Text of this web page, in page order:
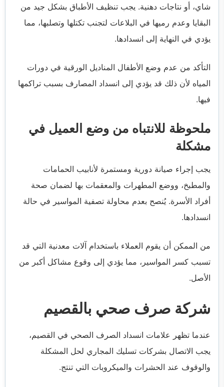
شاي، أو نتاجات دهنية. يجب تنظيف الأطباق بشكل جيد من
البقايا وعدم رميها في البلاعات لتجنب تكتلها وتصلبها، مما
يؤدي في النهاية إلى انسدادها.
التأكد من عدم وضع الأطفال المناديل الورقية في دورات
المياه لأن ذلك قد يؤدي إلى انسداد المصارف بسبب تراكمها
فيها.
ملحوظة للانتباه من وضع العميل في
مشكلة
يجب إجراء صيانة دورية ومستمرة لأنابيب الحمامات
والمطبخ، ووضع المطهرات والمعقمات بها لضمان صحة
أفراد الأسرة. يُنصح بعدم محاولة تصفية المواسير في حالة
انسدادها.
من الممكن أن يقوم العملاء باستخدام آلات معدنية التي قد
تسبب كسر المواسير، مما يؤدي إلى وقوع مشاكل أكبر من
الأصل.
شركة صرف صحي بالقصيم
عندما تظهر علامات انسداد الصرف الصحي في القصيم،
يجب الاتصال بشركات تسليك المجاري لحل المشكلة
والوقوف عند الحشرات والميكروبات التي تنتج.